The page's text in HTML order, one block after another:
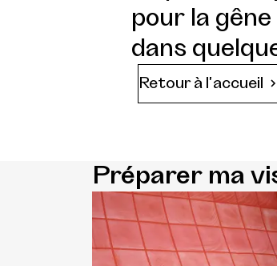
pour la
dans
Retour à l'accueil
Préparer ma